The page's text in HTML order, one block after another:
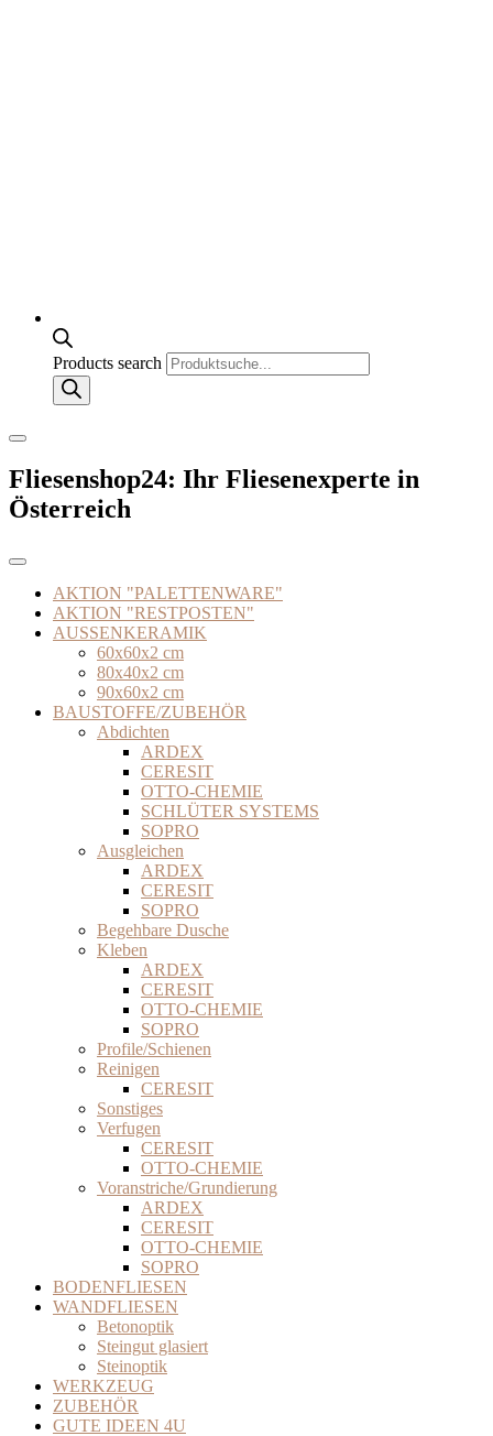
Products search
Fliesenshop24: Ihr Fliesenexperte in
Österreich
AKTION "PALETTENWARE"
AKTION "RESTPOSTEN"
AUSSENKERAMIK
60x60x2 cm
80x40x2 cm
90x60x2 cm
BAUSTOFFE/ZUBEHÖR
Abdichten
ARDEX
CERESIT
OTTO-CHEMIE
SCHLÜTER SYSTEMS
SOPRO
Ausgleichen
ARDEX
CERESIT
SOPRO
Begehbare Dusche
Kleben
ARDEX
CERESIT
OTTO-CHEMIE
SOPRO
Profile/Schienen
Reinigen
CERESIT
Sonstiges
Verfugen
CERESIT
OTTO-CHEMIE
Voranstriche/Grundierung
ARDEX
CERESIT
OTTO-CHEMIE
SOPRO
BODENFLIESEN
WANDFLIESEN
Betonoptik
Steingut glasiert
Steinoptik
WERKZEUG
ZUBEHÖR
GUTE IDEEN 4U